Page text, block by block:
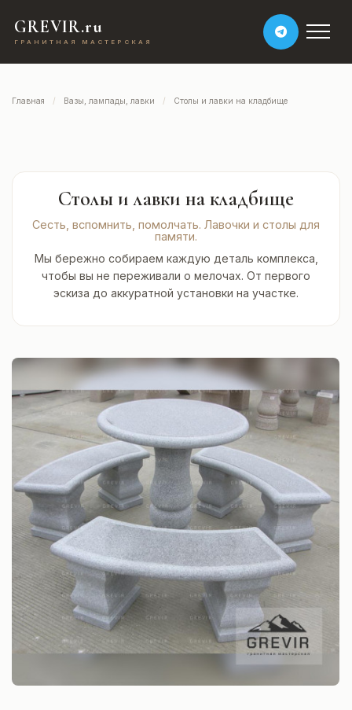
GREVIR.ru
ГРАНИТНАЯ МАСТЕРСКАЯ
Главная Вазы, лампады, лавки Столы и лавки на кладбище
Столы и лавки на кладбище
Сесть, вспомнить, помолчать. Лавочки и столы для
памяти.
Мы бережно собираем каждую деталь комплекса,
чтобы вы не переживали о мелочах. От первого
эскиза до аккуратной установки на участке.